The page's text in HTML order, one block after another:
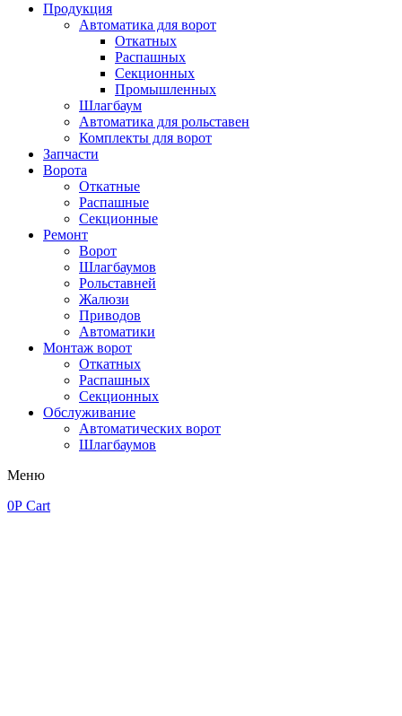
Продукция
Автоматика для ворот
Откатных
Распашных
Секционных
Промышленных
Шлагбаум
Автоматика для рольставен
Комплекты для ворот
Запчасти
Ворота
Откатные
Распашные
Секционные
Ремонт
Ворот
Шлагбаумов
Рольставней
Жалюзи
Приводов
Автоматики
Монтаж ворот
Откатных
Распашных
Секционных
Обслуживание
Автоматических ворот
Шлагбаумов
Меню
0Р Cart